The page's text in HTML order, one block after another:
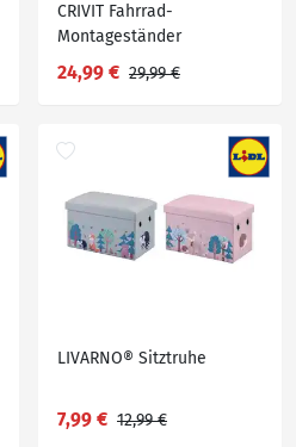
CRIVIT Fahrrad-
Montageständer
24,99 € 29,99 €
LIVARNO® Sitztruhe
7,99 € 12,99 €